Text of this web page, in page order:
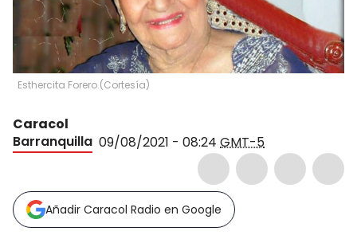
Esthercita Forero.(Cortesía)
Caracol
Barranquilla 09/08/2021 - 08:24 GMT-5
Añadir Caracol Radio en Google